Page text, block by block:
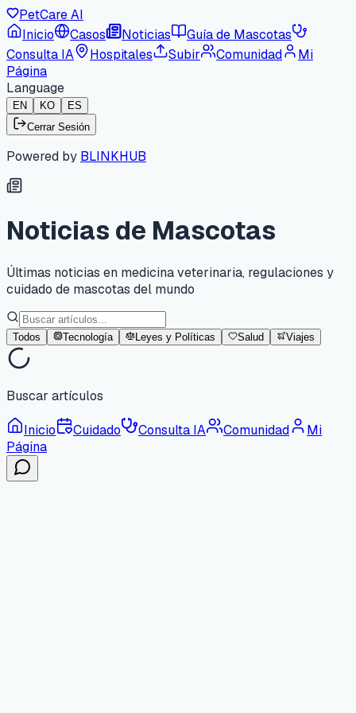
PetCare AI
Inicio
Casos Noticias
Guía de Mascotas
Consulta IA
Hospitales Subir Comunidad
Mi
Página
Language
EN KO
ES
Cerrar Sesión
Powered by BLINKHUB
Noticias de Mascotas
Últimas noticias en medicina veterinaria, regulaciones y
cuidado de mascotas del mundo
Todos Tecnología Leyes y Políticas Salud Viajes
Buscar artículos
Inicio Cuidado Consulta IA Comunidad
Mi
Página